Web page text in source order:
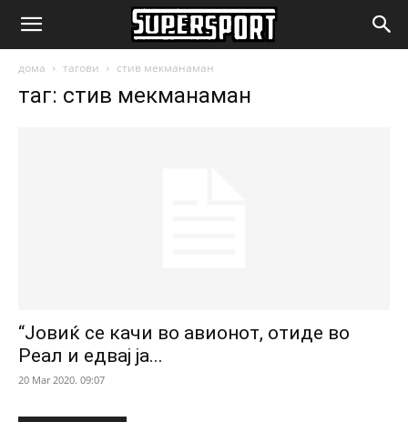
SuperSport.mk
дома тагови стив мекманаман
таг: стив мекманаман
“Јовиќ се качи во авионот, отиде во
Реал и едвај ја...
20 Mar 2020. 09:07